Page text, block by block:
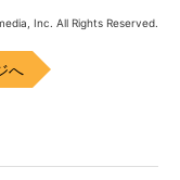
Inc. All Rights Reserved.
へ